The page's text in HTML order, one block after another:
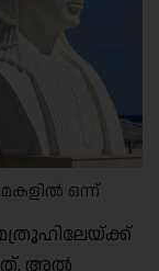
ഒന്ന്
അൽ